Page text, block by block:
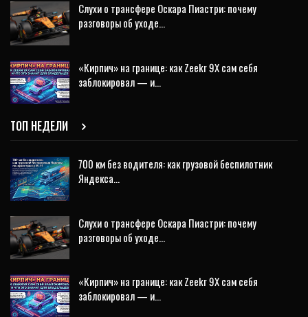
Слухи о трансфере Оскара Пиастри: почему
разговоры об уходе…
«Кирпич» на границе: как Zeekr 9X сам себя
заблокировал — и…
ТОП НЕДЕЛИ
700 км без водителя: как грузовой беспилотник
Яндекса…
Слухи о трансфере Оскара Пиастри: почему
разговоры об уходе…
«Кирпич» на границе: как Zeekr 9X сам себя
заблокировал — и…